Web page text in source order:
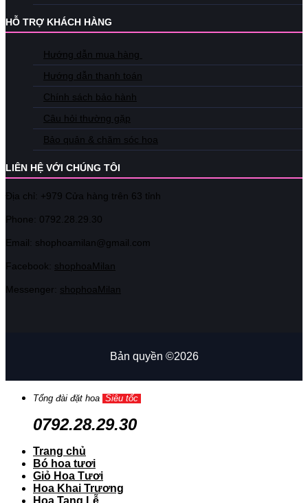
HỖ TRỢ KHÁCH HÀNG
Hướng dẫn mua hàng
Hướng dẫn thanh toán
Chính sách bảo hành
Câu hỏi thường gặp
Bảo quản & chăm sóc hoa
LIÊN HỆ VỚI CHÚNG TÔI
Địa chỉ: +979 Cửa hàng trên 63 tỉnh
Phone: 0792.28.29.30
Email: shophoamilan@gmail.com
Facebook: shophoaMilan
Messenger: shophoaMilan
Bản quyền ©2026
Tổng đài đặt hoa Siêu tốc
0792.28.29.30
Trang chủ
Bó hoa tươi
Giỏ Hoa Tươi
Hoa Khai Trương
Hoa Tang Lễ